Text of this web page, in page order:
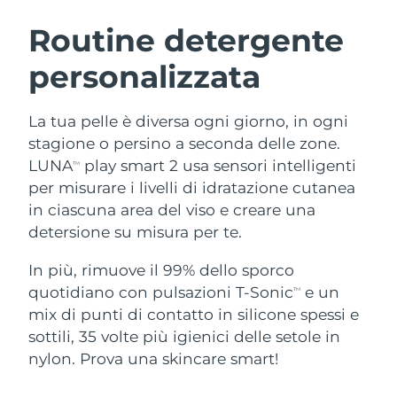
Routine detergente
personalizzata
La tua pelle è diversa ogni giorno, in ogni
stagione o persino a seconda delle zone.
LUNATM
play smart 2 usa sensori intelligenti
per misurare i livelli di idratazione cutanea
in ciascuna area del viso e creare una
detersione su misura per te.
In più, rimuove il 99% dello sporco
quotidiano con pulsazioni T-SonicTM
e un
mix di punti di contatto in silicone spessi e
sottili, 35 volte più igienici delle setole in
nylon. Prova una skincare smart!
LUNA™ 4 pacchetto
Anti-aging massage
LUNA™ 4 Plus
LUNA™ 4 Men
For men, anti-aging massage
BEAR™ 2 pacchetto
Microcurrent toning
BEAR™ 2 go
BEAR™ 2 eyes & lips
Microcurrent line smoothing device
Idratazione
UFO™ 3 pacchetto
Deep facial hydration
UFO™ 3 LED
Near-infrared and red light therapy
device
Igiene orale
Hybrid silicone sonic toothbrush
issa™ 4 plus
Smart hybrid silicone sonic toothbrush
TRATTAMENTI ANTI-AGE FAQ™
Anti-age Trattamenti LED
NEW
Austria Consegna stimata
Bahrein Consegna stimata
Belgio
Bermuda Consegna stimata18/8/26
Bosnia ed
Erzegovina
Consegna stimata
Bulgaria Consegna stimata12/8/26
Canada Consegna stimata 16/8/26